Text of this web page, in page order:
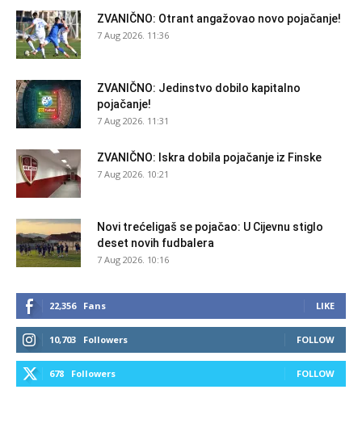
ZVANIČNO: Otrant angažovao novo pojačanje!
7 Aug 2026. 11:36
ZVANIČNO: Jedinstvo dobilo kapitalno
pojačanje!
7 Aug 2026. 11:31
ZVANIČNO: Iskra dobila pojačanje iz Finske
7 Aug 2026. 10:21
Novi trećeligaš se pojačao: U Cijevnu stiglo
deset novih fudbalera
7 Aug 2026. 10:16
22,356 Fans LIKE
10,703 Followers FOLLOW
678 Followers FOLLOW